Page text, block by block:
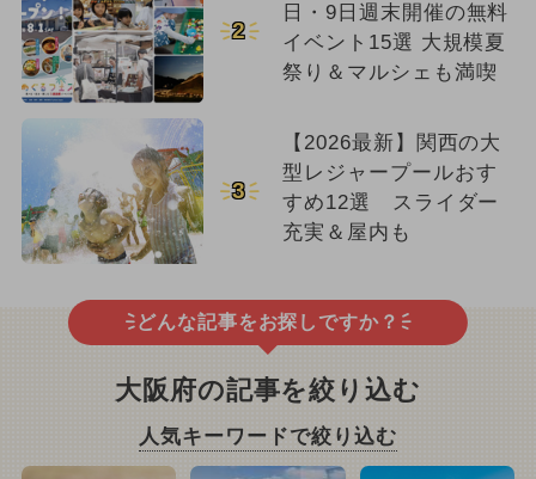
2
日・9日週末開催の無料
イベント15選 大規模夏
祭り＆マルシェも満喫
3
【2026最新】関西の大
型レジャープールおす
すめ12選 スライダー
充実＆屋内も
どんな記事をお探しですか？
大阪府の記事を絞り込む
人気キーワードで絞り込む